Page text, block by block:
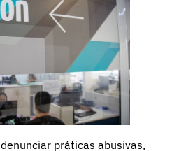
práticas abusivas,